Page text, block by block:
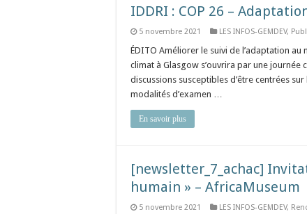
IDDRI : COP 26 –
5 novembre 2021 LES INFOS-GEMDEV,
ÉDITO Améliorer le suivi de l’adaptation au
climat à Glasgow s’ouvrira par une journée
discussions susceptibles d’être centrées
modalités d’examen …
En savoir plus
[newsletter_7_achac]
humain » – AfricaMuseum
5 novembre 2021 LES INFOS-GEMDEV,